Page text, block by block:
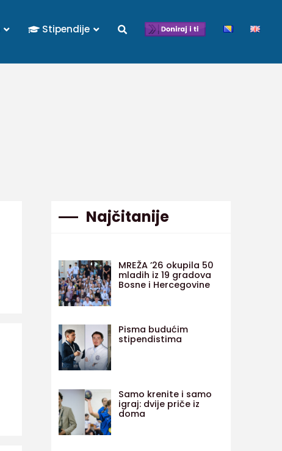
Stipendije
Najčitanije
MREŽA ’26 okupila 50
mladih iz 19 gradova
Bosne i Hercegovine
Pisma budućim
stipendistima
Samo krenite i samo
igraj: dvije priče iz
doma